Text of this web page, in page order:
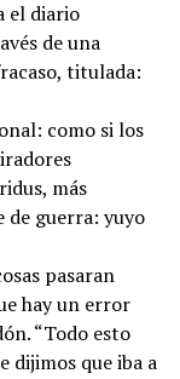
el diario
de una
titulada:
como si los
más
de guerra: yuyo
pasaran
hay un error
“Todo esto
dijimos que iba a